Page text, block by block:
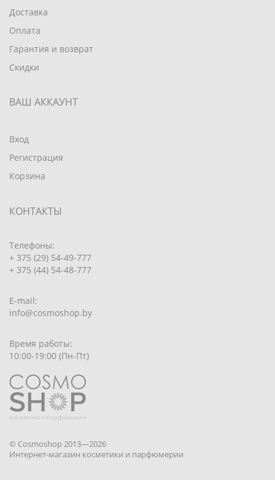
Доставка
Оплата
Гарантия и возврат
Скидки
ВАШ АККАУНТ
Вход
Регистрация
Корзина
КОНТАКТЫ
Телефоны:
+ 375 (29) 54-49-777
+ 375 (44) 54-48-777
E-mail:
info@cosmoshop.by
Время работы:
10:00-19:00 (Пн-Пт)
© Cosmoshop 2013—2026
Интернет-магазин косметики и парфюмерии